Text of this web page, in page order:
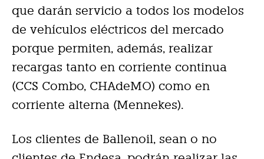
que darán servicio a todos los modelos
de vehículos eléctricos del mercado
porque permiten, además, realizar
recargas tanto en corriente continua
(CCS Combo, CHAdeMO) como en
corriente alterna (Mennekes).
Los clientes de Ballenoil, sean o no